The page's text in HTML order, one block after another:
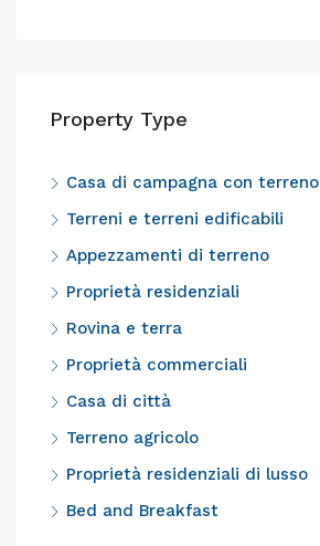
Property Type
Casa di campagna con terreno
Terreni e terreni edificabili
Appezzamenti di terreno
Proprietà residenziali
Rovina e terra
Proprietà commerciali
Casa di città
Terreno agricolo
Proprietà residenziali di lusso
Bed and Breakfast